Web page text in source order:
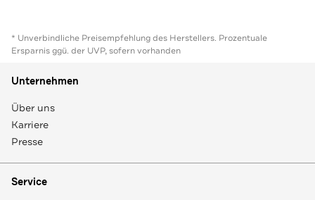
* Unverbindliche Preisempfehlung des Herstellers. Prozentuale
Ersparnis ggü. der UVP, sofern vorhanden
Unternehmen
Über uns
Karriere
Presse
Service